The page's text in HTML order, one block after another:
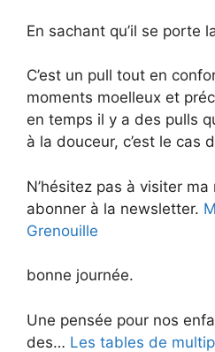
En sachant qu’il se porte
C’est un pull tout en
moments moelleux et
en temps il y a des pulls
à la douceur, c’est le cas
N’hésitez pas à visiter
abonner à la newsletter.
Grenouille
bonne journée.
Une pensée pour nos
des… Les tables de